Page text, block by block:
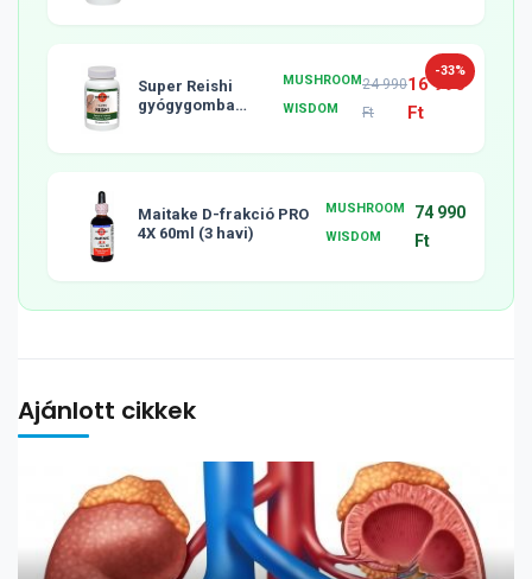
-33%
Super Reishi
gyógygomba
MUSHROOM
WISDOM
24 990
Ft
16 990
Ft
Maitake D-frakció PRO
4X 60ml (3 havi)
MUSHROOM
WISDOM
74 990
Ft
Ajánlott cikkek